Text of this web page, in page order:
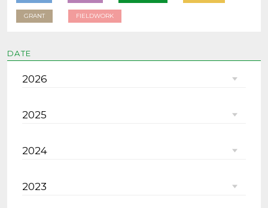
GRANT FIELDWORK
DATE
2026
2025
2024
2023